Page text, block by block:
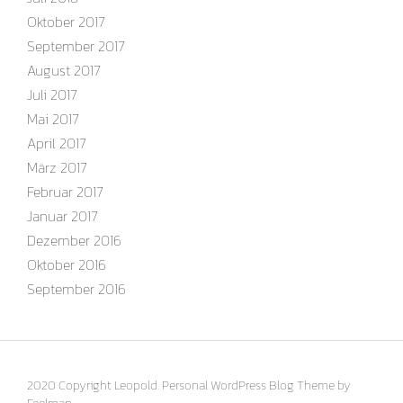
Oktober 2017
September 2017
August 2017
Juli 2017
Mai 2017
April 2017
März 2017
Februar 2017
Januar 2017
Dezember 2016
Oktober 2016
September 2016
2020 Copyright Leopold. Personal WordPress Blog Theme by